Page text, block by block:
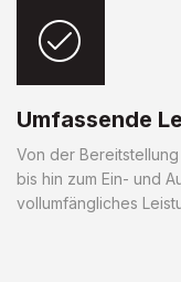
Umfassende
Von der
bis hin zum Ein- und
vollumfängliches